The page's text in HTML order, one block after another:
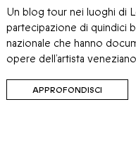
Un blog tour nei luoghi di
partecipazione di quindici
nazionale che hanno
opere dell’artista
APPROFONDISCI